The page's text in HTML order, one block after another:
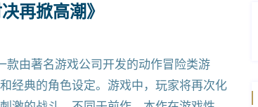
再掀高潮》
款由著名游戏公司开发的动作冒险类游
经典的角色设定。游戏中，玩家将再次化